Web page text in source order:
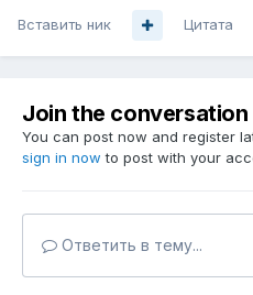
Вставить ник Цитата
Join the conversation
You can post now and register
sign in now to post with your
Ответить в тему...